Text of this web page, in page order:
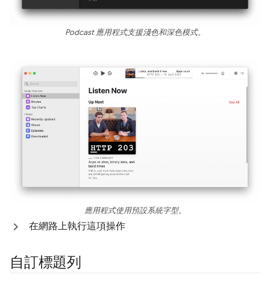
Podcast 應用程式支援淺色和深色模式。
應用程式使用預設系統字型。
在網路上執行這項操作
自訂標題列